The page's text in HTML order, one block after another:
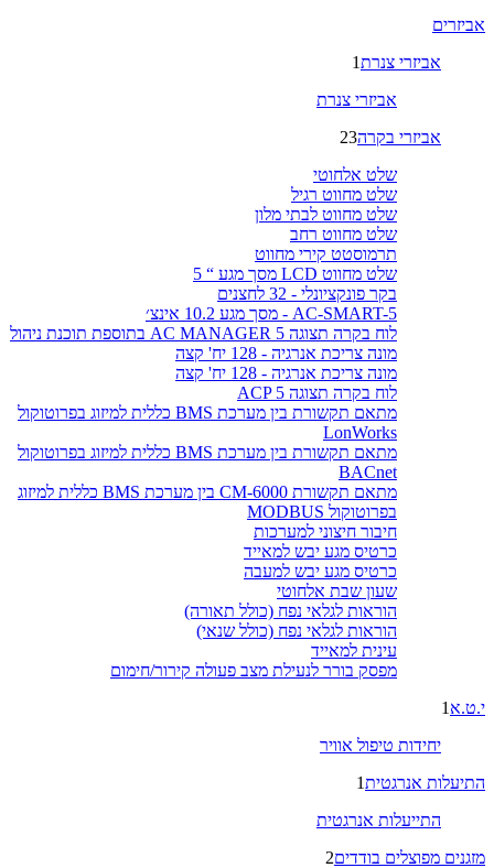
אביזרים
אביזרי צנרת1
אביזרי צנרת
אביזרי בקרה23
שלט אלחוטי
שלט מחווט רגיל
שלט מחווט לבתי מלון
שלט מחווט רחב
תרמוסטט קירי מחווט
שלט מחווט LCD מסך מגע “ 5
בקר פונקציונלי - 32 לחצנים
AC-SMART-5 - מסך מגע 10.2 אינצ׳
לוח בקרה תצוגה AC MANAGER 5 בתוספת תוכנת ניהול
מונה צריכת אנרגיה - 128 יח' קצה
מונה צריכת אנרגיה - 128 יח' קצה
לוח בקרה תצוגה ACP 5
מתאם תקשורת בין מערכת BMS כללית למיזוג בפרוטוקול
LonWorks
מתאם תקשורת בין מערכת BMS כללית למיזוג בפרוטוקול
BACnet
מתאם תקשורת CM-6000 בין מערכת BMS כללית למיזוג
בפרוטוקול MODBUS
חיבור חיצוני למערכות
כרטיס מגע יבש למאייד
כרטיס מגע יבש למעבה
שעון שבת אלחוטי
הוראות לגלאי נפח (כולל תאורה)
הוראות לגלאי נפח (כולל שנאי)
עינית למאייד
מפסק בורר לנעילת מצב פעולה קירור/חימום
י.ט.א 1
יחידות טיפול אוויר
התיעלות אנרגטית1
התייעלות אנרגטית
מזגנים מפוצלים בודדים2